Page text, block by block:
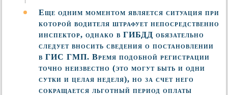
Еще одним моментом является ситуация при
которой водителя штрафует непосредственно
инспектор, однако в ГИБДД обязательно
следует вносить сведения о постановлении
в ГИС ГМП. Время подобной регистрации
точно неизвестно (это могут быть и одни
сутки и целая неделя), но за счет него
сокращается льготный период оплаты